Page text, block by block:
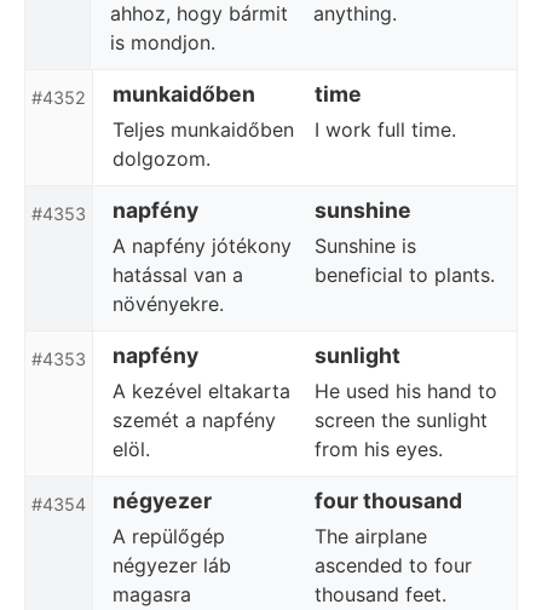
ahhoz, hogy bármit
is mondjon.
anything.
#4352 munkaidőben time
Teljes munkaidőben
dolgozom.
I work full time.
#4353 napfény sunshine
A napfény jótékony
hatással van a
növényekre.
Sunshine is
beneficial to plants.
#4353 napfény sunlight
A kezével eltakarta
szemét a napfény
elöl.
He used his hand to
screen the sunlight
from his eyes.
#4354 négyezer four thousand
A repülőgép
négyezer láb
magasra
The airplane
ascended to four
thousand feet.